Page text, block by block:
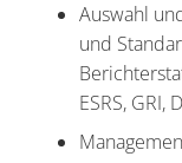
Auswahl
und
ESRS, GRI,